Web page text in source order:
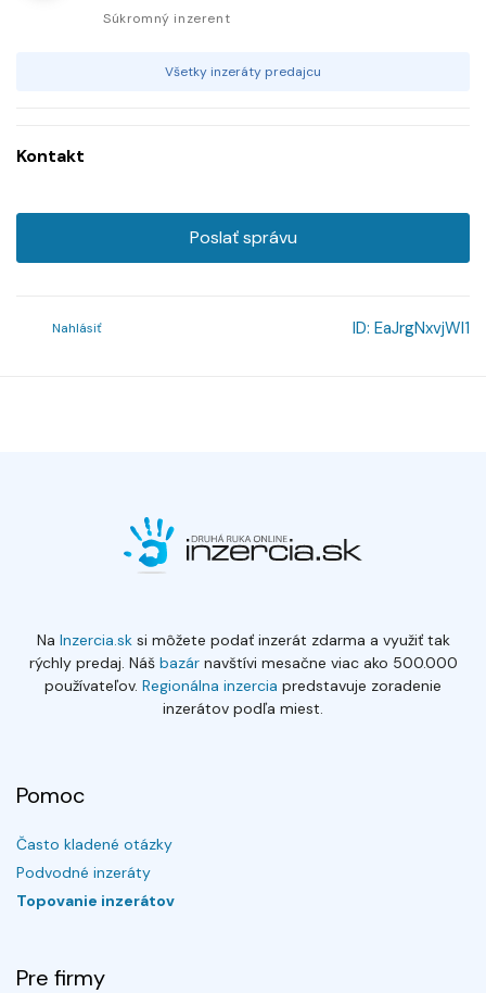
Súkromný inzerent
Všetky inzeráty predajcu
Kontakt
Poslať správu
Nahlásiť ID: EaJrgNxvjWl1
Na Inzercia.sksi môžete podať inzerát zdarma a využiť tak
rýchly predaj. Náš bazárnavštívi mesačne viac ako 500.000
používateľov. Regionálna inzercia predstavuje zoradenie
inzerátov podľa miest.
Pomoc
Často kladené otázky
Podvodné inzeráty
Topovanie inzerátov
Pre firmy